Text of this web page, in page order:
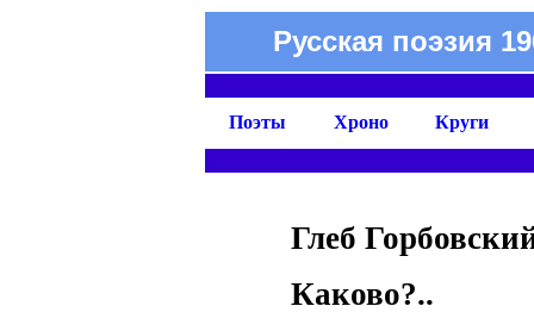
Русская поэзия
Поэты Хроно Круги
Глеб
Каково?..